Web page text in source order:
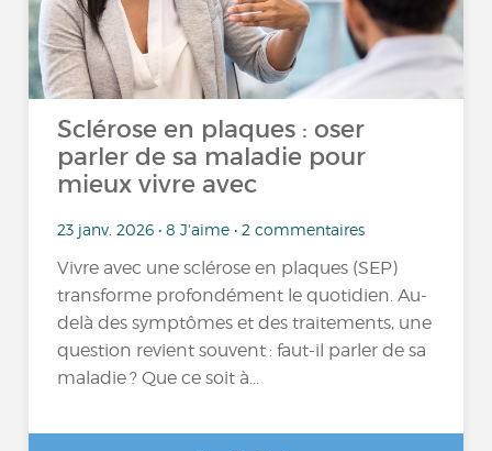
Sclérose en plaques : oser
parler de sa maladie pour
mieux vivre avec
23 janv. 2026 • 8 J'aime • 2 commentaires
Vivre avec une sclérose en plaques (SEP)
transforme profondément le quotidien. Au-
delà des symptômes et des traitements, une
question revient souvent : faut-il parler de sa
maladie ? Que ce soit à...